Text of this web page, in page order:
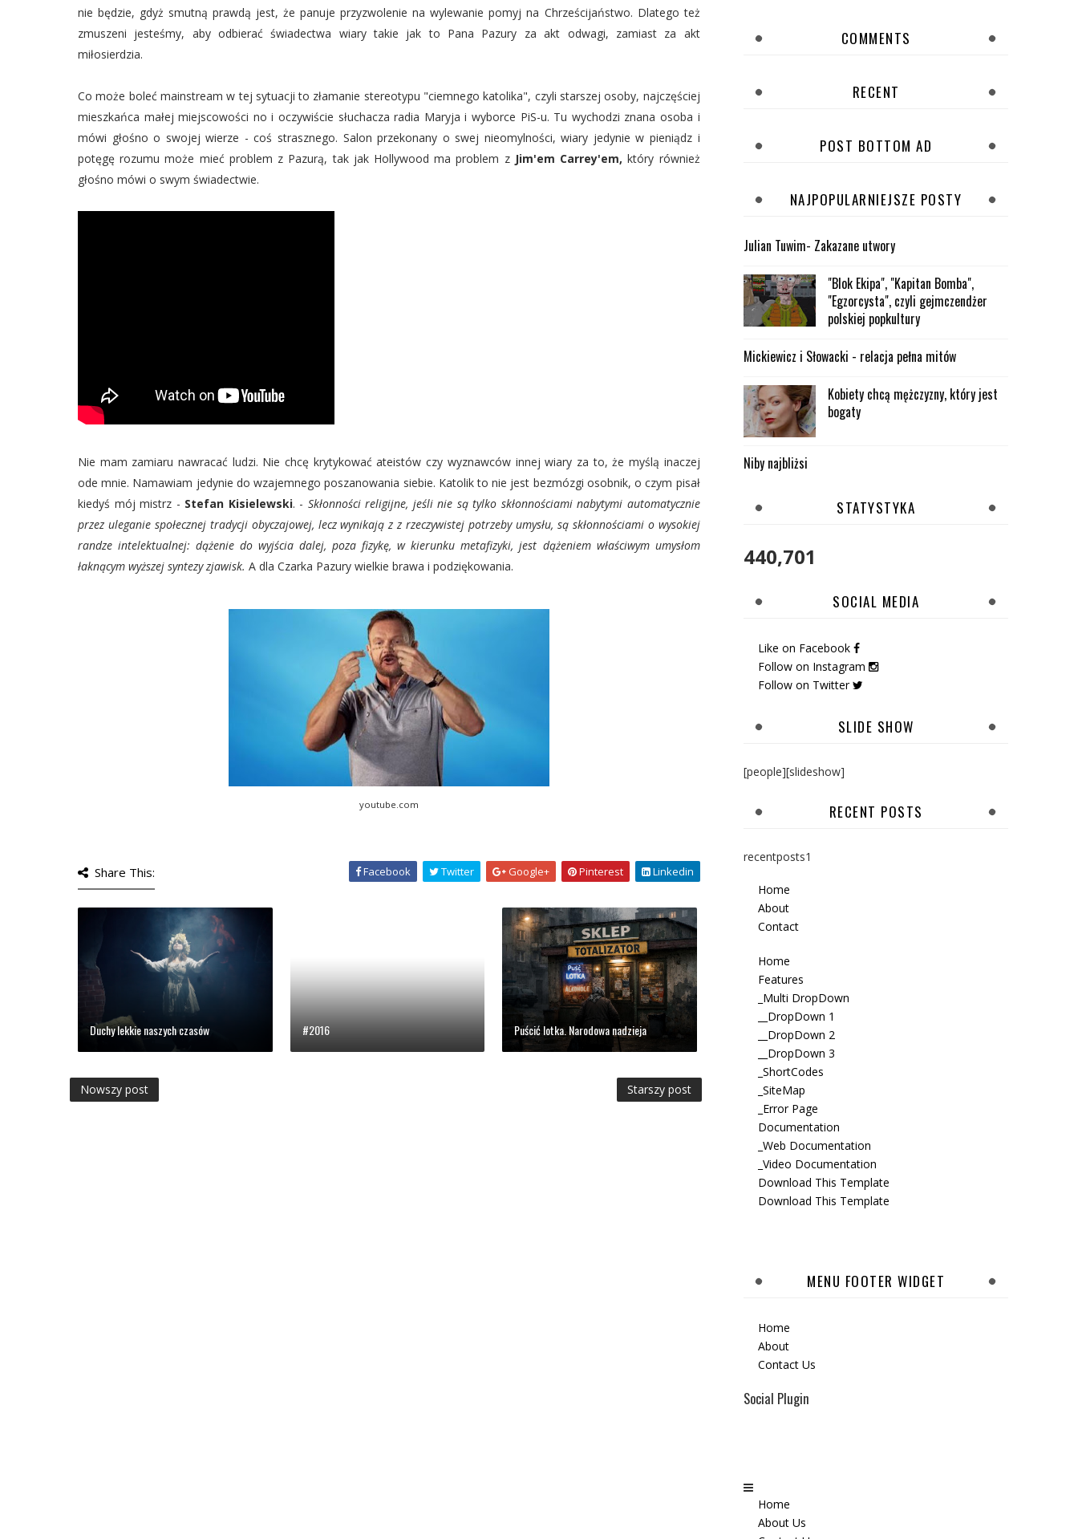
nie będzie, gdyż smutną prawdą jest, że panuje przyzwolenie na wylewanie pomyj na Chrześcijaństwo. Dlatego też
zmuszeni jesteśmy, aby odbierać świadectwa wiary takie jak to Pana Pazury za akt odwagi, zamiast za akt
miłosierdzia.
Co może boleć mainstream w tej sytuacji to złamanie stereotypu "ciemnego katolika", czyli starszej osoby, najczęściej
mieszkańca małej miejscowości no i oczywiście słuchacza radia Maryja i wyborce PiS-u. Tu wychodzi znana osoba i
mówi głośno o swojej wierze - coś strasznego. Salon przekonany o swej nieomylności, wiary jedynie w pieniądz i
potęgę rozumu może mieć problem z Pazurą, tak jak Hollywood ma problem zJim'em Carrey'em, który również
głośno mówi o swym świadectwie.
Nie mam zamiaru nawracać ludzi. Nie chcę krytykować ateistów czy wyznawców innej wiary za to, że myślą inaczej
ode mnie. Namawiam jedynie do wzajemnego poszanowania siebie. Katolik to nie jest bezmózgi osobnik, o czym pisał
kiedyś mój mistrz - Stefan Kisielewski. - Skłonności religijne, jeśli nie są tylko skłonnościami nabytymi automatycznie
przez uleganie społecznej tradycji obyczajowej, lecz wynikają z z rzeczywistej potrzeby umysłu, są skłonnościami o wysokiej
randze intelektualnej: dążenie do wyjścia dalej, poza fizykę, w kierunku metafizyki, jest dążeniem właściwym umysłom
łaknącym wyższej syntezy zjawisk. A dla Czarka Pazury wielkie brawa i podziękowania.
youtube.com
Share This: Facebook Twitter Google+ Pinterest Linkedin
Duchy lekkie naszych czasów #2016 Puścić lotka. Narodowa nadzieja
Nowszy post Starszy post
COMMENTS
RECENT
POST BOTTOM AD
NAJPOPULARNIEJSZE POSTY
Julian Tuwim- Zakazane utwory
"Blok Ekipa", "Kapitan Bomba",
"Egzorcysta", czyli gejmczendżer
polskiej popkultury
Mickiewicz i Słowacki - relacja pełna mitów
Kobiety chcą mężczyzny, który jest
bogaty
Niby najbliżsi
STATYSTYKA
440,701
SOCIAL MEDIA
Like on Facebook
Follow on Instagram
Follow on Twitter
SLIDE SHOW
[people][slideshow]
RECENT POSTS
recentposts1
Home
About
Contact
Home
Features
_Multi DropDown
__DropDown 1
__DropDown 2
__DropDown 3
_ShortCodes
_SiteMap
_Error Page
Documentation
_Web Documentation
_Video Documentation
Download This Template
Download This Template
MENU FOOTER WIDGET
Home
About
Contact Us
Social Plugin
Home
About Us